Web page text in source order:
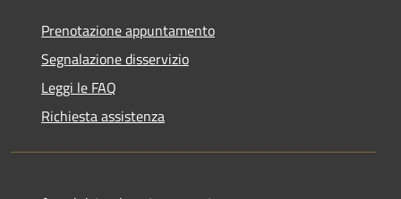
Prenotazione appuntamento
Segnalazione disservizio
Leggi le FAQ
Richiesta assistenza